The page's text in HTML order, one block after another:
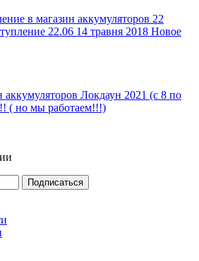
в магазин аккумуляторов 22
22.06 14 травня 2018 Новое
аккумуляторов Локдаун 2021 (с 8 по
( но мы работаем!!!)
Подписаться